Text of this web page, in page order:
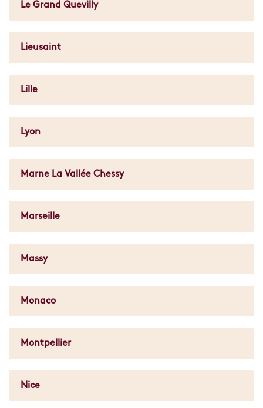
Le Grand Quevilly
Lieusaint
Lille
Lyon
Marne La Vallée Chessy
Marseille
Massy
Monaco
Montpellier
Nice